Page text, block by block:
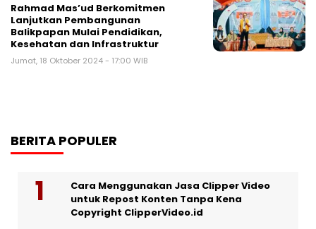
Rahmad Mas’ud Berkomitmen
Lanjutkan Pembangunan
Balikpapan Mulai Pendidikan,
Kesehatan dan Infrastruktur
Jumat, 18 Oktober 2024 - 17:00 WIB
BERITA POPULER
Cara Menggunakan Jasa Clipper Video
untuk Repost Konten Tanpa Kena
Copyright ClipperVideo.id